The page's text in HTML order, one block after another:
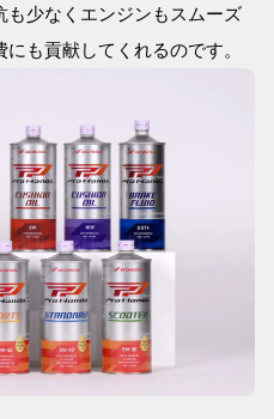
も少なくエンジンもスムーズ
も貢献してくれるのです。